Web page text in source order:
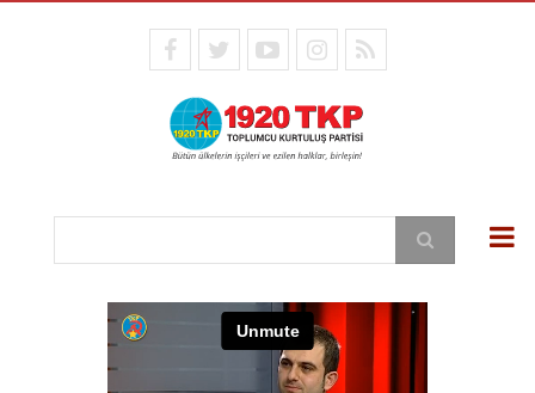
facebooktwitteryoutubeinstagram
RSS
Ara